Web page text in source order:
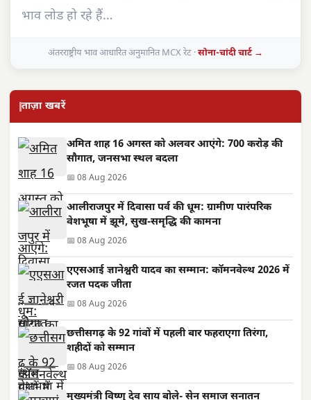
भाव लोड हो रहे हैं…
अंतरराष्ट्रीय भाव आधारित अनुमानित MCX रेट ·सोना-चांदी चार्ट →
ताज़ा खबरें
अमित शाह 16 अगस्त को अलवर आएंगे: 700 करोड़ की
सौगात, जनसभा स्थल बदला
📅 08 Aug 2026
आलीराजपुर में दिवासा पर्व की धूम: ग्रामीण पारंपरिक
वेशभूषा में झूमे, सुख-समृद्धि की कामना
📅 08 Aug 2026
एएसआई ज्ञानेश्वरी यादव का सम्मान: कॉमनवेल्थ 2026 में
रजत पदक जीता
📅 08 Aug 2026
छत्तीसगढ़ के 92 गांवों में पहली बार फहराएगा तिरंगा,
शहीदों को सम्मान
📅 08 Aug 2026
मुख्यमंत्री विष्णु देव साय बोले- सेन समाज सनातन